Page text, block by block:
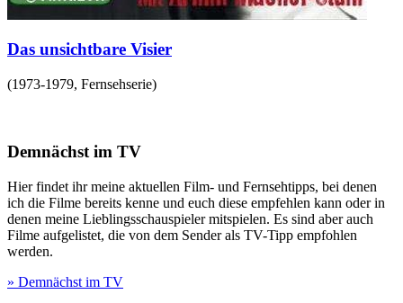
Das unsichtbare Visier
(1973-1979, Fernsehserie)
Demnächst im TV
Hier findet ihr meine aktuellen Film- und Fernsehtipps, bei denen
ich die Filme bereits kenne und euch diese empfehlen kann oder in
denen meine Lieblingsschauspieler mitspielen. Es sind aber auch
Filme aufgelistet, die von dem Sender als TV-Tipp empfohlen
werden.
» Demnächst im TV